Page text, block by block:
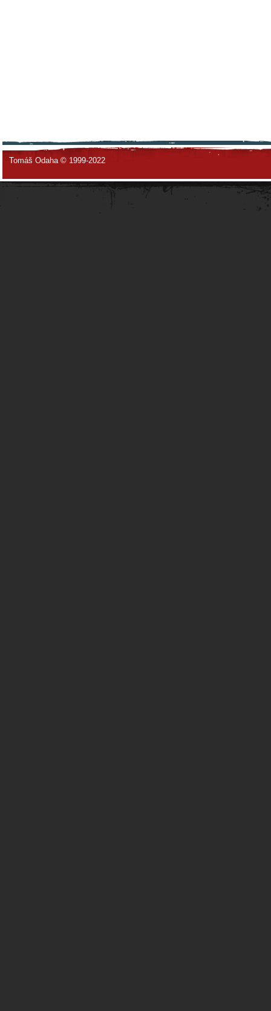
Tomáš Odaha © 1999-2022